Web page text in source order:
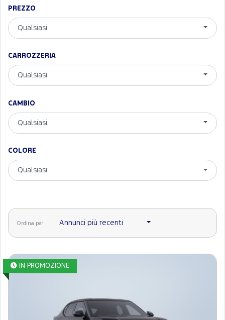
PREZZO
Qualsiasi
CARROZZERIA
Qualsiasi
CAMBIO
Qualsiasi
COLORE
Qualsiasi
Ordina per Annunci più recenti
IN PROMOZIONE
Elettrica